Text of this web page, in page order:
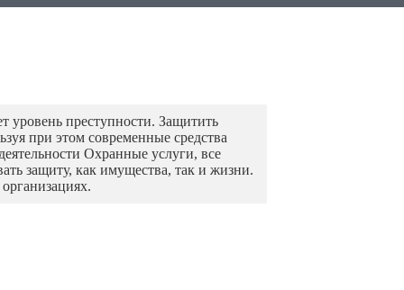
уровень преступности. Защитить
при этом современные средства
Охранные услуги, все
защиту, как имущества, так и жизни.